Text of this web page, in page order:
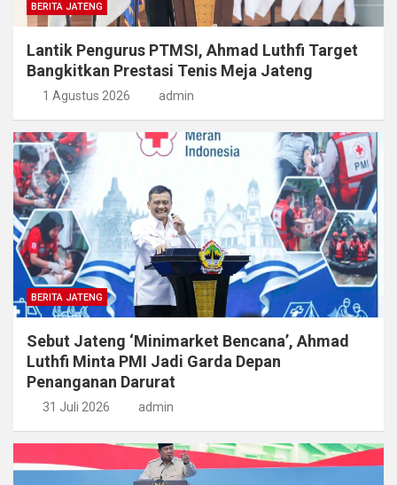
BERITA JATENG
Lantik Pengurus PTMSI, Ahmad Luthfi Target
Bangkitkan Prestasi Tenis Meja Jateng
1 Agustus 2026 admin
BERITA JATENG
Sebut Jateng ‘Minimarket Bencana’, Ahmad
Luthfi Minta PMI Jadi Garda Depan
Penanganan Darurat
31 Juli 2026 admin